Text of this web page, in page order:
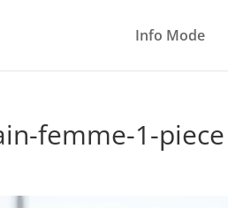
Info Mode
femme-1-piece